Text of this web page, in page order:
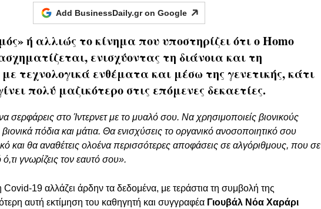
Add BusinessDaily.gr on Google
ή αλλιώς το κίνημα που υποστηρίζει ότι ο Homo
ενισχύοντας τη διάνοια και τη
τεχνολογικά ενθέματα και μέσω της γενετικής, κάτι
πολύ μαζικότερο στις επόμενες δεκαετίες.
σερφάρεις στο Ίντερνετ με το μυαλό σου. Να χρησιμοποιείς βιονικούς
πόδια και μάτια. Θα ενισχύσεις το οργανικό ανοσοποιητικό σου
και θα αναθέτεις ολοένα περισσότερες αποφάσεις σε αλγόριθμους, που σε
γνωρίζεις τον εαυτό σου».
19 αλλάζει άρδην τα δεδομένα, με τεράστια τη συμβολή της
αυτή εκτίμηση του καθηγητή και συγγραφέα Γιουβάλ Νόα Χαράρι